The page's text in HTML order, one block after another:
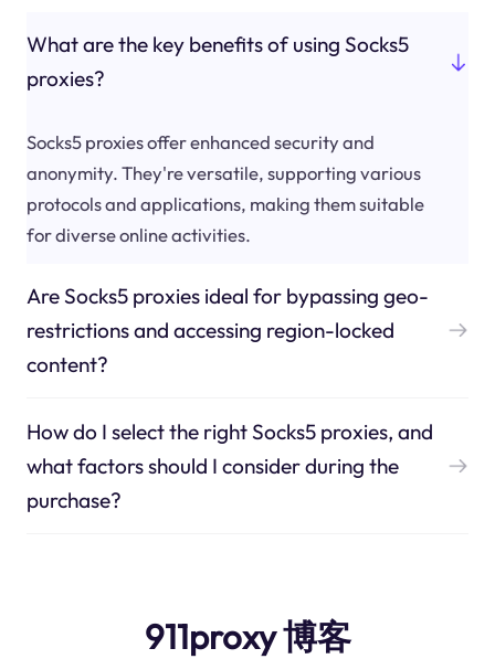
What are the key benefits of using Socks5
proxies?
Socks5 proxies offer enhanced security and
anonymity. They're versatile, supporting various
protocols and applications, making them suitable
for diverse online activities.
Are Socks5 proxies ideal for bypassing geo-
restrictions and accessing region-locked
content?
How do I select the right Socks5 proxies, and
what factors should I consider during the
purchase?
911proxy 博客